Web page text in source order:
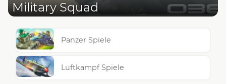
Military Squad
Panzer Spiele
Luftkampf Spiele